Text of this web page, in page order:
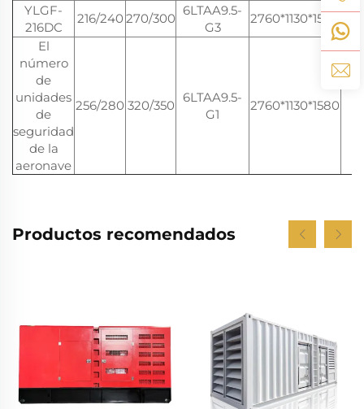
YLGF-
216DC
216/240 270/300
6LTAA9.5-
G3
2760*1130*1580
El
número
de
unidades
de
seguridad
de la
aeronave
256/280 320/350
6LTAA9.5-
G1
2760*1130*1580
Productos recomendados